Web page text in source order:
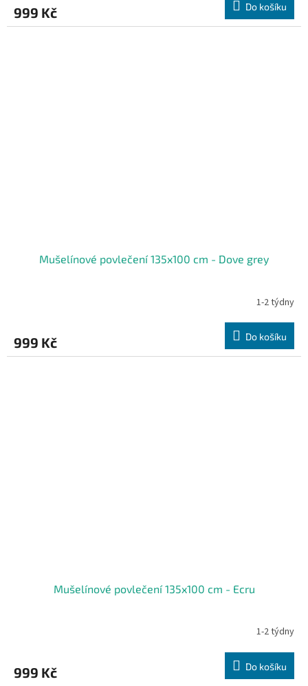
999 Kč Do košíku
Mušelínové povlečení 135x100 cm - Dove grey
1-2 týdny
999 Kč Do košíku
Mušelínové povlečení 135x100 cm - Ecru
1-2 týdny
999 Kč Do košíku